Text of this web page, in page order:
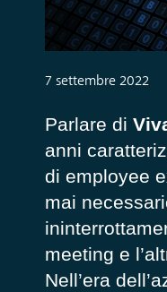
7 settembre 2022
Parlare di
anni
di employee
mai
meeting e
Nell’era